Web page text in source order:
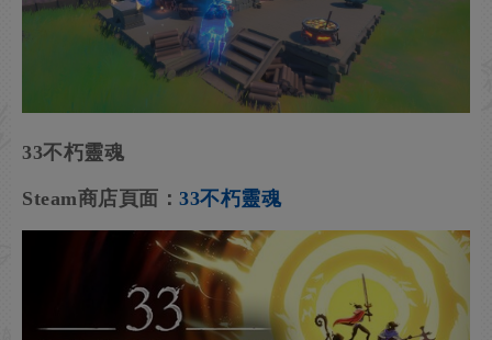
33不朽靈魂
Steam商店頁面： 33不朽靈魂